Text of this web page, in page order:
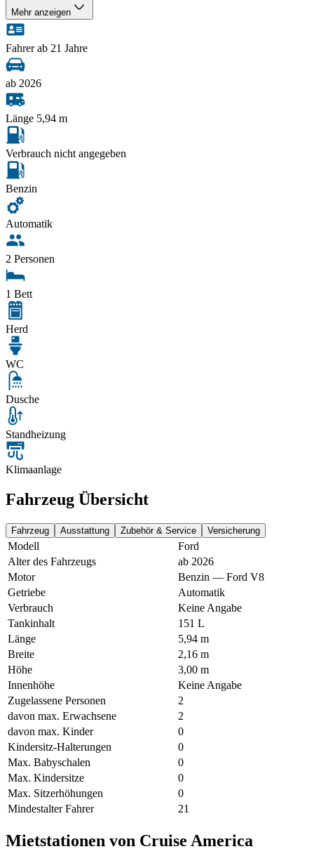
Mehr anzeigen
Fahrer ab 21 Jahre
ab 2026
Länge 5,94 m
Verbrauch nicht angegeben
Benzin
Automatik
2 Personen
1 Bett
Herd
WC
Dusche
Standheizung
Klimaanlage
Fahrzeug Übersicht
Fahrzeug Ausstattung Zubehör & Service Versicherung
Modell
Ford
Alter des Fahrzeugs
ab 2026
Motor
Benzin — Ford V8
Getriebe
Automatik
Verbrauch
Keine Angabe
Tankinhalt
151 L
Länge
5,94 m
Breite
2,16 m
Höhe
3,00 m
Innenhöhe
Keine Angabe
Zugelassene Personen
2
davon max. Erwachsene
2
davon max. Kinder
0
Kindersitz-Halterungen
0
Max. Babyschalen
0
Max. Kindersitze
0
Max. Sitzerhöhungen
0
Mindestalter Fahrer
21
Mietstationen von Cruise America